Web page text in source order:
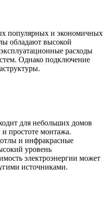
популярных и экономичных
обладают высокой
расходы
Однако подключение
для небольших домов
и простоте монтажа.
и инфракрасные
уровень
электроэнергии может
источниками.